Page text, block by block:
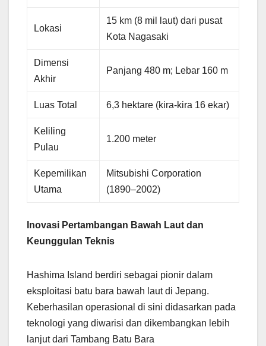
Lokasi
15 km (8 mil laut) dari pusat
Kota Nagasaki
Dimensi
Akhir
Panjang 480 m; Lebar 160 m
Luas Total 6,3 hektare (kira-kira 16 ekar)
Keliling
Pulau
1.200 meter
Kepemilikan
Utama
Mitsubishi Corporation
(1890–2002)
Inovasi Pertambangan Bawah Laut dan
Keunggulan Teknis
Hashima Island berdiri sebagai pionir dalam
eksploitasi batu bara bawah laut di Jepang.
Keberhasilan operasional di sini didasarkan pada
teknologi yang diwarisi dan dikembangkan lebih
lanjut dari Tambang Batu Bara